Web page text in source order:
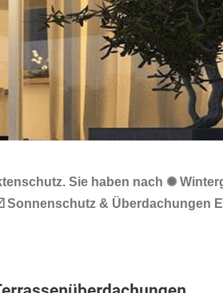
Sie haben nach ✺
& Überdachungen